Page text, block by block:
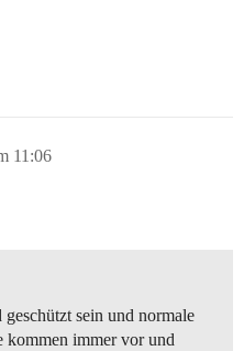
11:06
sein und normale
kommen immer vor und